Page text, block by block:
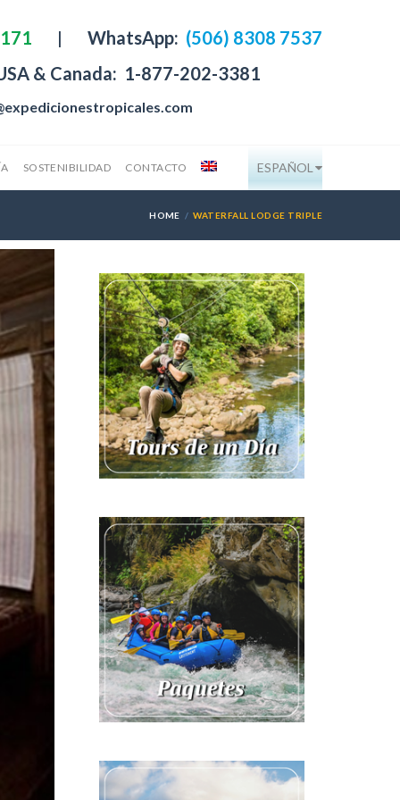
| WhatsApp: (506) 8308 7537
& Canada: 1-877-202-3381
SOSTENIBILIDAD CONTACTO ESPAÑOL
HOME WATERFALL LODGE TRIPLE